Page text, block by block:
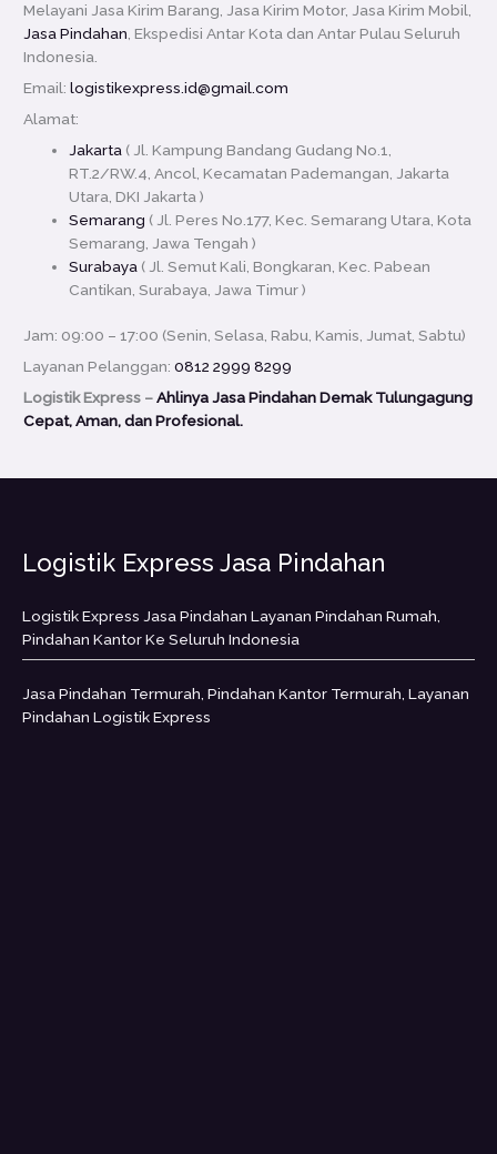
Melayani Jasa Kirim Barang, Jasa Kirim Motor, Jasa Kirim Mobil,
Jasa Pindahan, Ekspedisi Antar Kota dan Antar Pulau Seluruh
Indonesia.
Email:logistikexpress.id@gmail.com
Alamat:
Jakarta ( Jl. Kampung Bandang Gudang No.1,
RT.2/RW.4, Ancol, Kecamatan Pademangan, Jakarta
Utara, DKI Jakarta )
Semarang ( Jl. Peres No.177, Kec. Semarang Utara, Kota
Semarang, Jawa Tengah )
Surabaya ( Jl. Semut Kali, Bongkaran, Kec. Pabean
Cantikan, Surabaya, Jawa Timur )
Jam: 09:00 – 17:00 (Senin, Selasa, Rabu, Kamis, Jumat, Sabtu)
Layanan Pelanggan:0812 2999 8299
Logistik Express –Ahlinya Jasa Pindahan Demak Tulungagung
Cepat, Aman, dan Profesional.
Logistik Express Jasa Pindahan
Logistik Express Jasa Pindahan Layanan Pindahan Rumah,
Pindahan Kantor Ke Seluruh Indonesia
Jasa Pindahan Termurah, Pindahan Kantor Termurah, Layanan
Pindahan Logistik Express